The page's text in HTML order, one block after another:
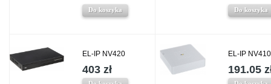
Do koszyka Do koszyka
EL-IP NV420
403 zł
EL-IP NV410
191.05